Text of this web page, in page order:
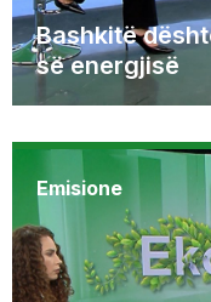
Bashkitë
së energjisë
Emisione